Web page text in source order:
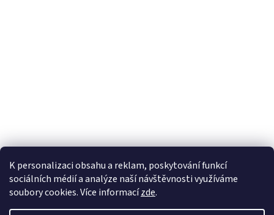
K personalizaci obsahu a reklam, poskytování funkcí
sociálních médií a analýze naší návštěvnosti využíváme
soubory cookies. Více informacízde.